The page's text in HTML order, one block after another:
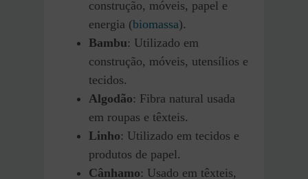
construção, móveis, papel e
energia (biomassa).
Bambu: Utilizado em
construção, móveis, utensílios e
tecidos.
Algodão: Fibra natural usada
em roupas e têxteis.
Linho: Utilizado em tecidos e
produtos de papel.
Cânhamo: Usado em têxteis,